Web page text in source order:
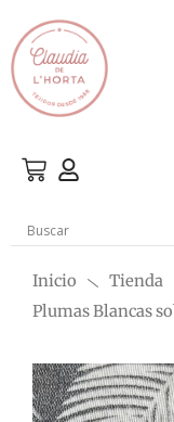
contenido
Inicio Tienda
Plumas Blancas